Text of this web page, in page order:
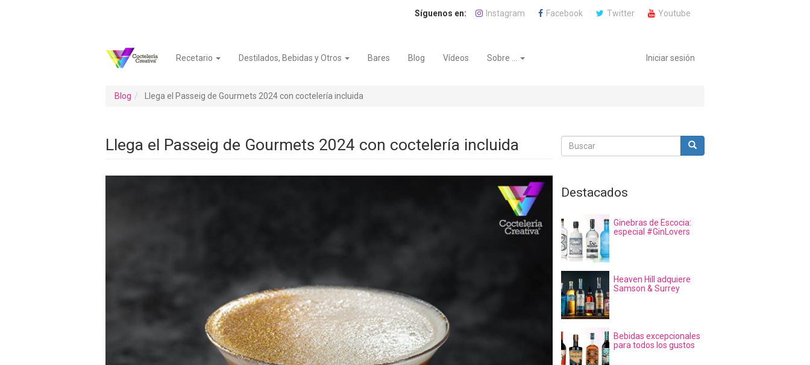
Instagram Facebook Twitter Youtube
NavegaciónRecetario Destilados, Bebidas y Otros Bares Blog Vídeos Sobre ...
Menú
cuenta
de
Iniciar sesión
Blog Llega el Passeig de Gourmets 2024 con coctelería incluida
Llega el Passeig de Gourmets 2024 con coctelería incluida
Buscar
Buscar Buscar
Destacados
Ginebras de Escocia:
especial #GinLovers
Heaven Hill adquiere
Samson & Surrey
Bebidas excepcionales
para todos los gustos